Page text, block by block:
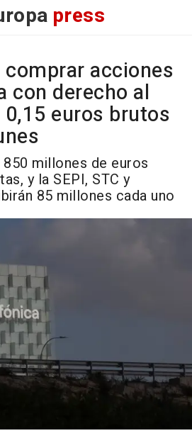
press
comprar acciones
con derecho al
euros brutos
millones de euros
y la SEPI, STC y
85 millones cada uno